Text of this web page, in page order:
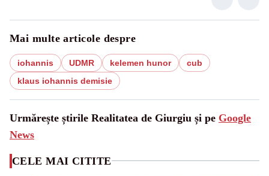
Mai multe articole despre
iohannis UDMR kelemen hunor
cub
klaus iohannis demisie
Urmărește știrile Realitatea de Giurgiu și pe Google
News
CELE MAI CITITE